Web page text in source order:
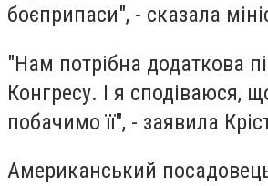
боєприпаси", - сказала
"Нам потрібна додаткова
Конгресу. І я сподіваюся,
побачимо її", - заявила
Американський